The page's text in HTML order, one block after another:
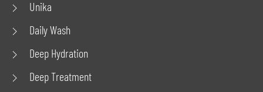
Unika
Daily Wash
Deep Hydration
Deep Treatment